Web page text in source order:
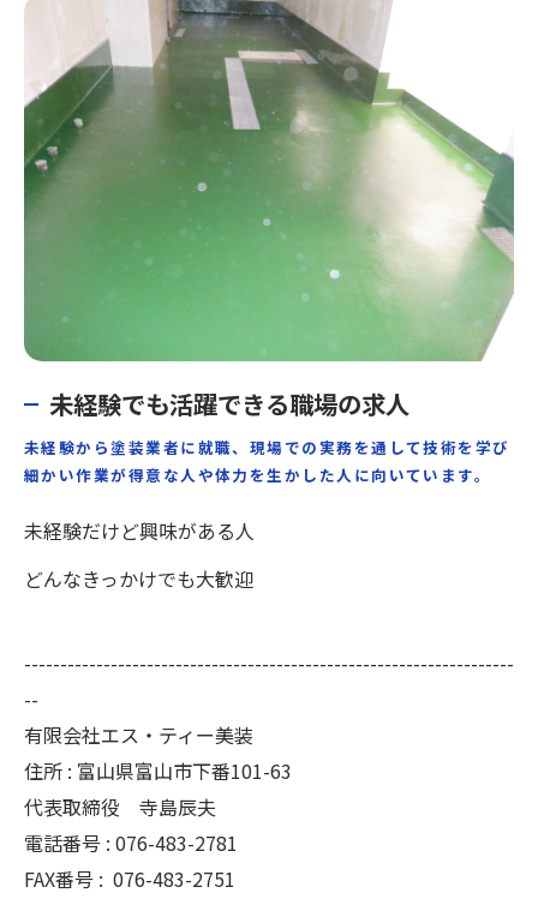
未経験でも活躍できる職場の求人
未経験から塗装業者に就職、現場での実務を通して技術を学び
細かい作業が得意な人や体力を生かした人に向いています。
未経験だけど興味がある人
どんなきっかけでも大歓迎
--------------------------------------------------------------------
--
有限会社エス・ティー美装
住所 : 富山県富山市下番101-63
代表取締役 寺島辰夫
電話番号 : 076-483-2781
FAX番号 : 076-483-2751